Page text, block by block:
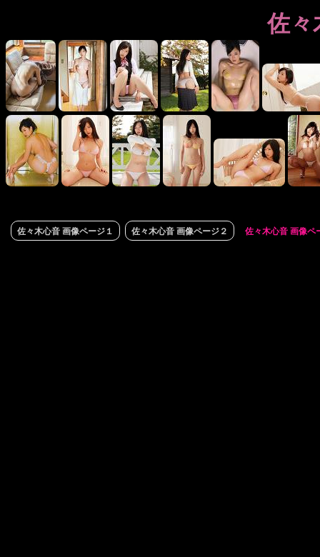
佐々
佐々木心音 画像ページ１ 佐々木心音 画像ページ２ 佐々木心音 画像ペ